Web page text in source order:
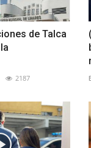
de Talca
2187